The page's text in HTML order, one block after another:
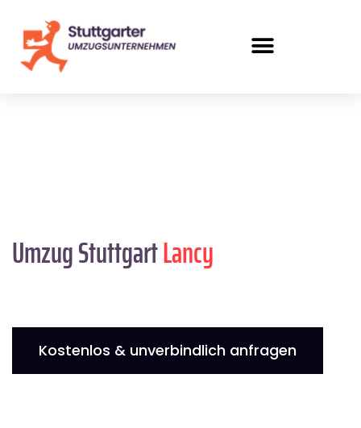
Umzug StuttgartLancy
Kostenlos & unverbindlich anfragen